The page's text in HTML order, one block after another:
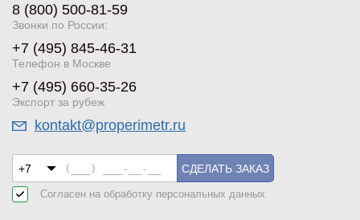
8 (800) 500-81-59
Звонки по России:
+7 (495) 845-46-31
Телефон в Москве
+7 (495) 660-35-26
Экспорт за рубеж
kontakt@properimetr.ru
СДЕЛАТЬ ЗАКАЗ
Согласен на обработку персональных данных